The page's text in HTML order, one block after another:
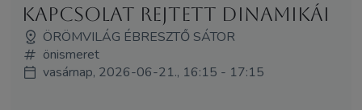
kapcsolat rejtett dinamikái
ÖRÖMVILÁG ÉBRESZTŐ SÁTOR
önismeret
vasárnap, 2026-06-21., 16:15 - 17:15